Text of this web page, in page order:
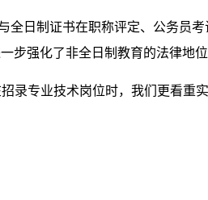
全日制证书在职称评定、公务员
步强化了非全日制教育的法律地位
录专业技术岗位时，我们更看重